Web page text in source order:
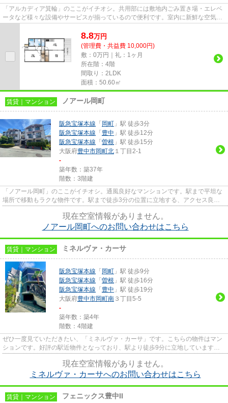
「アルカディア箕輪」のここがイチオシ。共用部には敷地内ごみ置き場・エレベ
ータなど様々な設備やサービスが揃っているので便利です。室内に新鮮な空気を
8.8万円
(管理費・共益費 10,000円)
敷：0万円｜礼：1ヶ月
所在階：4階
間取り：2LDK
面積：50.60㎡
賃貸｜マンション ノアール岡町
阪急宝塚本線 「 岡町 」駅 徒歩3分
阪急宝塚本線 「 豊中 」駅 徒歩12分
阪急宝塚本線 「 曽根 」駅 徒歩15分
大阪府豊中市岡町北 １丁目2-1
-
築年数：築37年
階数：3階建
「ノアール岡町」のここがイチオシ。通風良好なマンションです。駅まで平坦な
場所で移動もラクな物件です。駅まで徒歩3分の位置に立地する、アクセス良好
現在空室情報がありません。
ノアール岡町へのお問い合わせはこちら
賃貸｜マンション ミネルヴァ・カーサ
阪急宝塚本線 「 岡町 」駅 徒歩9分
阪急宝塚本線 「 曽根 」駅 徒歩16分
阪急宝塚本線 「 豊中 」駅 徒歩19分
大阪府豊中市岡町南 ３丁目5-5
-
築年数：築4年
階数：4階建
ぜひ一度見ていただきたい、「ミネルヴァ・カーサ」です。こちらの物件はマン
ションです。好評の駅近物件となっており、駅より徒歩9分に立地しています。
現在空室情報がありません。
ミネルヴァ・カーサへのお問い合わせはこちら
賃貸｜マンション フェニックス豊中II